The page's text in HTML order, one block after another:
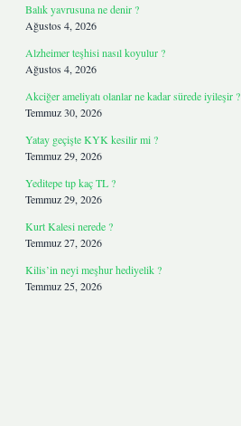
Balık yavrusuna ne denir ?
Ağustos 4, 2026
Alzheimer teşhisi nasıl koyulur ?
Ağustos 4, 2026
Akciğer ameliyatı olanlar ne kadar sürede iyileşir ?
Temmuz 30, 2026
Yatay geçişte KYK kesilir mi ?
Temmuz 29, 2026
Yeditepe tıp kaç TL ?
Temmuz 29, 2026
Kurt Kalesi nerede ?
Temmuz 27, 2026
Kilis’in neyi meşhur hediyelik ?
Temmuz 25, 2026